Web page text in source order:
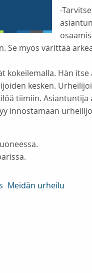
-
myös värittää
Hän
kesken.
tiimiin. Asiantuntija
innostamaan
Meidän urheilu